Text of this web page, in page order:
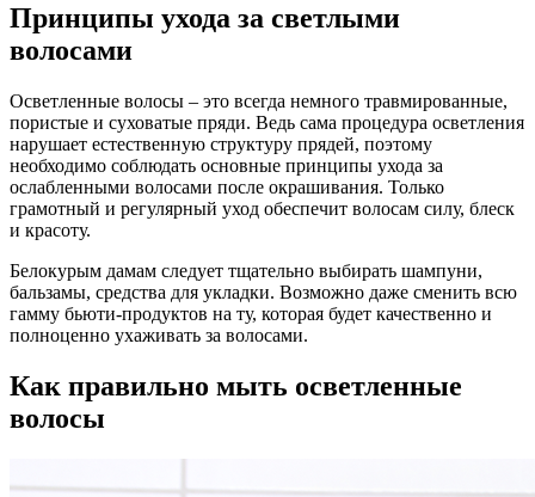
Принципы ухода за светлыми
волосами
Осветленные волосы – это всегда немного травмированные,
пористые и суховатые пряди. Ведь сама процедура осветления
нарушает естественную структуру прядей, поэтому
необходимо соблюдать основные принципы ухода за
ослабленными волосами после окрашивания. Только
грамотный и регулярный уход обеспечит волосам силу, блеск
и красоту.
Белокурым дамам следует тщательно выбирать шампуни,
бальзамы, средства для укладки. Возможно даже сменить всю
гамму бьюти-продуктов на ту, которая будет качественно и
полноценно ухаживать за волосами.
Как правильно мыть осветленные
волосы